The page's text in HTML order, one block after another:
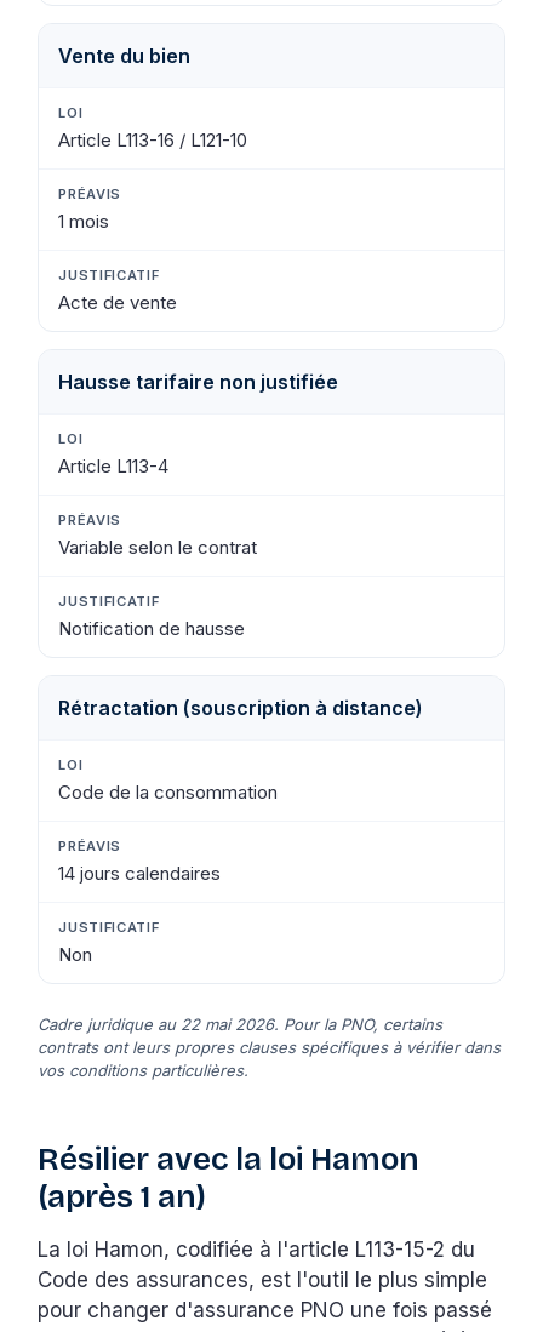
Vente du bien
Article L113-16 / L121-10
1 mois
Acte de vente
Hausse tarifaire non justifiée
Article L113-4
Variable selon le contrat
Notification de hausse
Rétractation (souscription à distance)
Code de la consommation
14 jours calendaires
Non
Cadre juridique au 22 mai 2026. Pour la PNO, certains
contrats ont leurs propres clauses spécifiques à vérifier dans
vos conditions particulières.
Résilier avec la loi Hamon
(après 1 an)
La loi Hamon, codifiée à l'article L113-15-2 du
Code des assurances, est l'outil le plus simple
pour changer d'assurance PNO une fois passé